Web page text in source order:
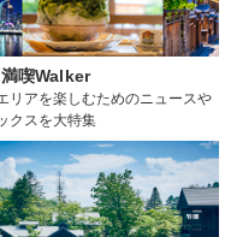
喫Walker
リアを楽しむためのニュースや
クスを大特集